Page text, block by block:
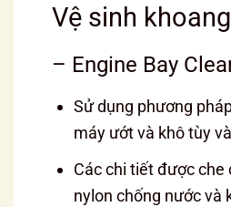
Vệ sinh
– Engine Bay
Sử dụng phương
máy ướt và khô tùy
Các chi tiết được che
nylon chống nước và